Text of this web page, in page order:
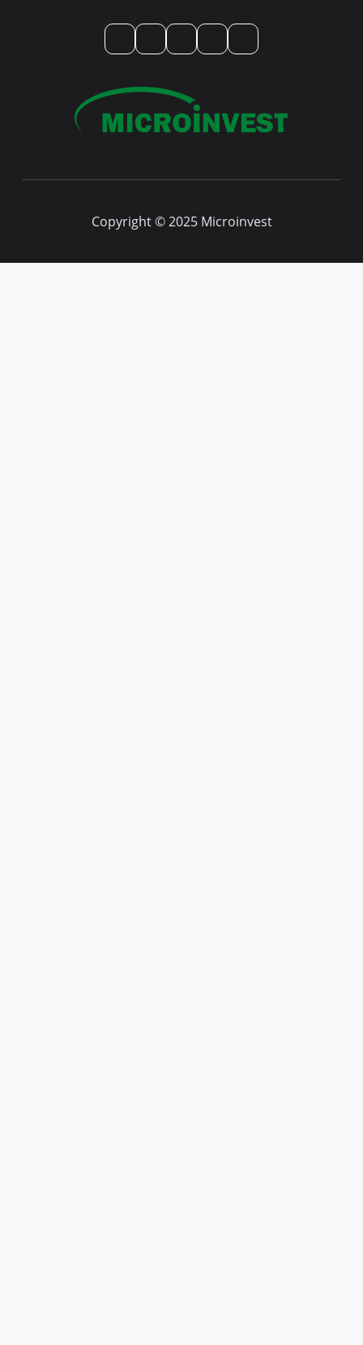
LinkedIn
YouTube
TikTok
Instagram
Facebook
Copyright © 2025 Microinvest